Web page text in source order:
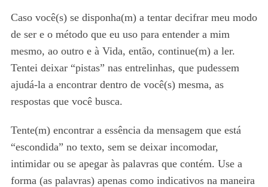
Caso você(s) se disponha(m) a tentar decifrar meu modo
de ser e o método que eu uso para entender a mim
mesmo, ao outro e à Vida, então, continue(m) a ler.
Tentei deixar “pistas” nas entrelinhas, que pudessem
ajudá-la a encontrar dentro de você(s) mesma, as
respostas que você busca.
Tente(m) encontrar a essência da mensagem que está
“escondida” no texto, sem se deixar incomodar,
intimidar ou se apegar às palavras que contém. Use a
forma (as palavras) apenas como indicativos na maneira